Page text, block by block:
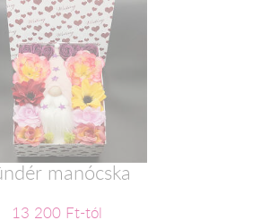
manócska
13 200 Ft-tól